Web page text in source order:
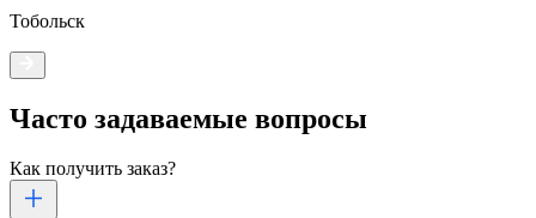
Тобольск
Часто задаваемые вопросы
Как получить заказ?